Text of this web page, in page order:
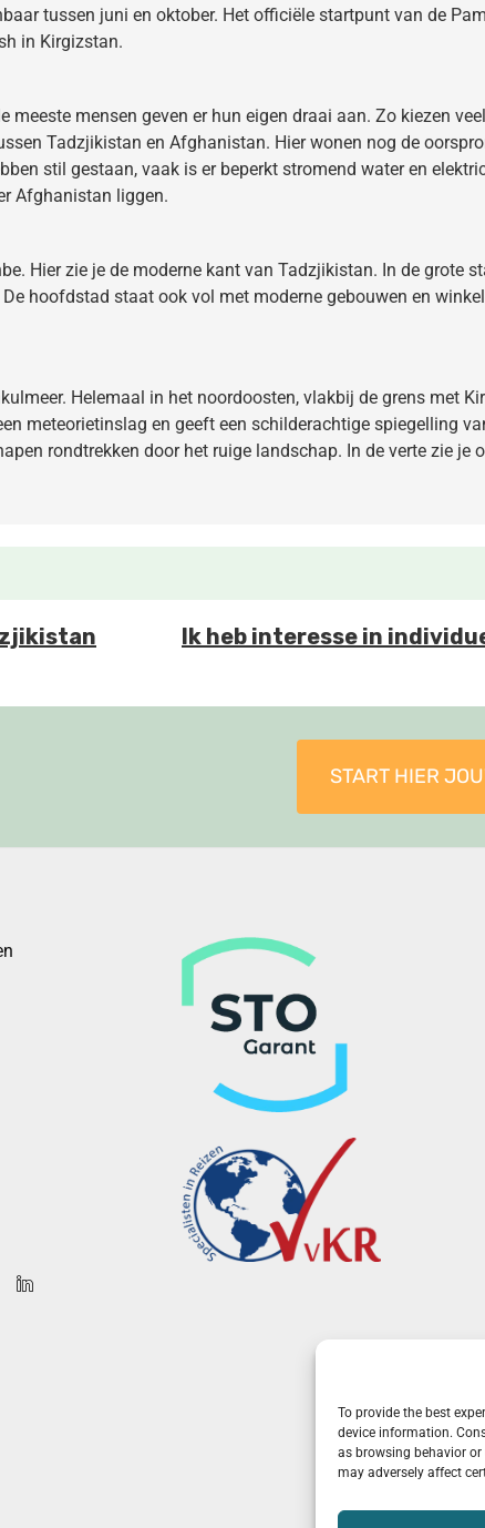
To provide the best
device information.
as browsing behavior
may adversely affect
tussen juni en oktober. Het officiële startpunt van de
in Kirgizstan.
mensen geven er hun eigen draai aan. Zo kiezen
Tadzjikistan en Afghanistan. Hier wonen nog de
stil gestaan, vaak is er beperkt stromend water en
Afghanistan liggen.
Hier zie je de moderne kant van Tadzjikistan. In de grote
hoofdstad staat ook vol met moderne gebouwen en
Helemaal in het noordoosten, vlakbij de grens met
meteorietinslag en geeft een schilderachtige spiegelling
rondtrekken door het ruige landschap. In de verte zie je
Ik heb interesse in
START HIER